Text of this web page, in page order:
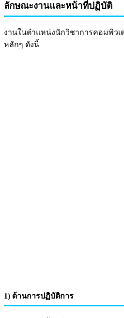
ลักษณะงานและหน้าที่ปฏิบัติ
งานในตำแหน่งนักวิชาการคอมพิว
หลักๆ ดังนี้
1) ด้านการปฏิบัติการ